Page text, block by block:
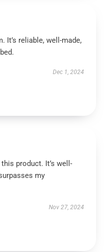
It’s reliable, well-made,
Dec 1, 2024
product. It’s well-
my
Nov 27, 2024